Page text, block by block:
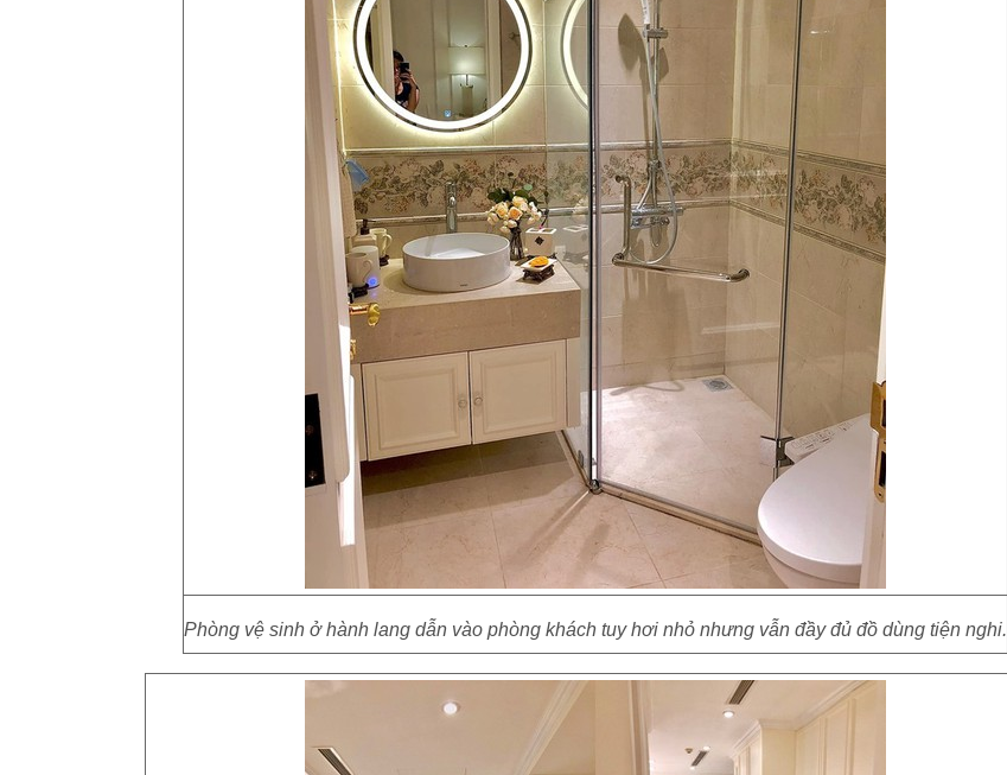
Phòng vệ sinh ở hành lang dẫn vào phòng khách tuy hơi nhỏ nhưng vẫn đầy đủ đồ dùng tiện nghi.